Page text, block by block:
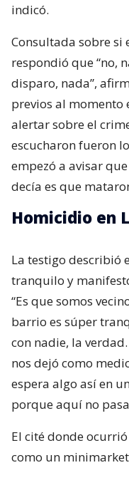
indicó.
Consultada sobre si
respondió que “no,
disparo, nada”,
previos al momento
alertar sobre el
escucharon fueron
empezó a avisar
decía es que
Homicidio en
La testigo describió
tranquilo y
“Es que somos
barrio es súper
con nadie, la
nos dejó como
espera algo así en
porque aquí no
El cité donde
como un